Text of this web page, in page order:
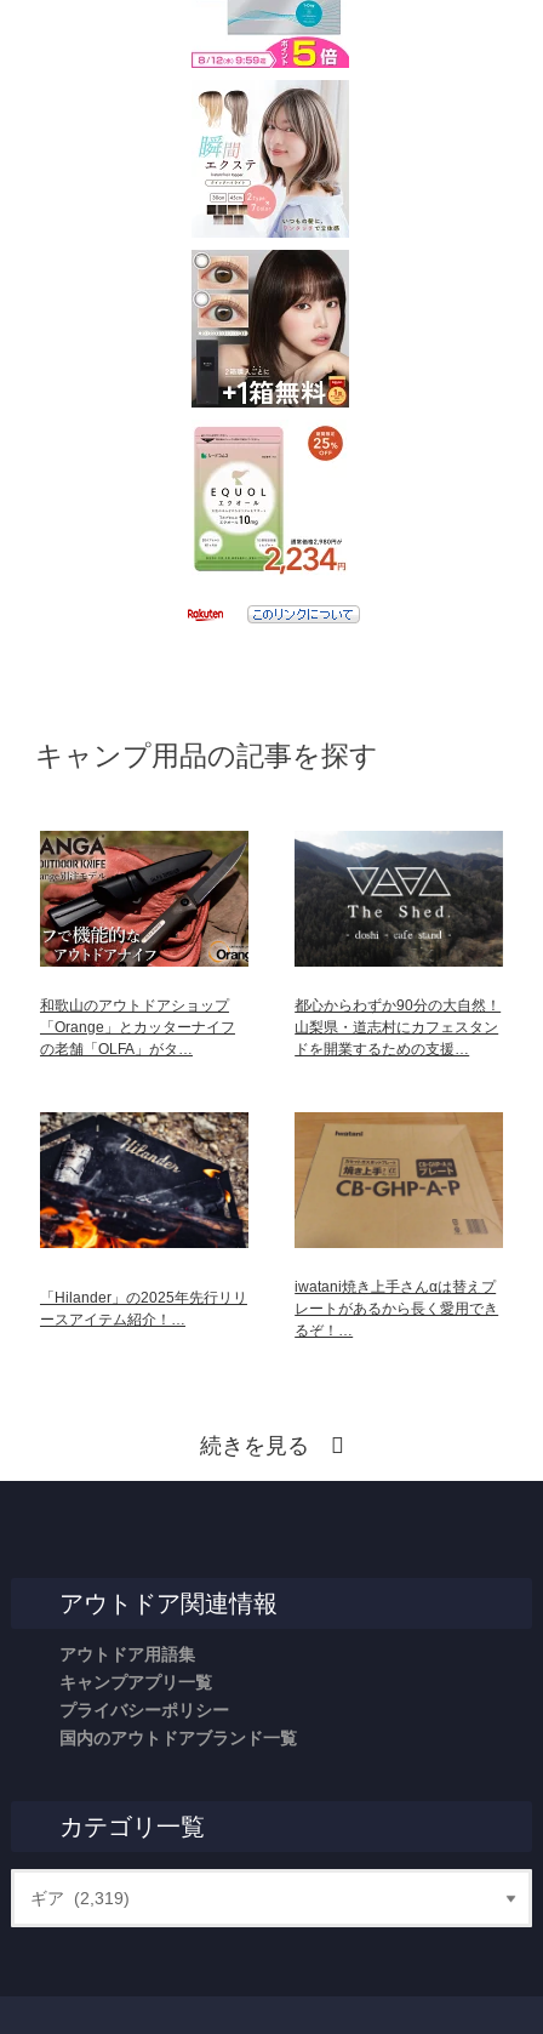
キャンプ用品の記事を探す
和歌山のアウトドアショップ
「Orange」とカッターナイフ
の老舗「OLFA」がタ…
都心からわずか90分の大自然！
山梨県・道志村にカフェスタン
ドを開業するための支援…
「Hilander」の2025年先行リリ
ースアイテム紹介！…
iwatani焼き上手さんαは替えプ
レートがあるから長く愛用でき
るぞ！…
続きを見る
アウトドア関連情報
アウトドア用語集
キャンプアプリ一覧
プライバシーポリシー
国内のアウトドアブランド一覧
カテゴリ一覧